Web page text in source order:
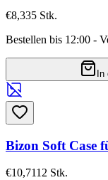
€8,335 Stk.
Bestellen bis 12:00 -
Bizon Soft Case
€10,7112 Stk.